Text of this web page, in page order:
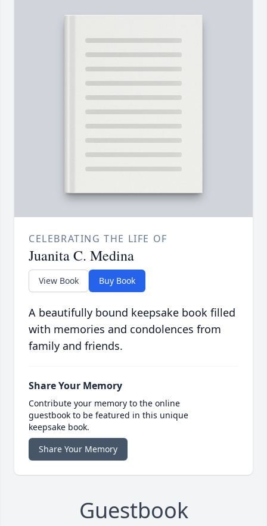
CELEBRATING THE LIFE OF
Juanita C. Medina
View Book Buy Book
A beautifully bound keepsake book filled
with memories and condolences from
family and friends.
Share Your Memory
Contribute your memory to the online
guestbook to be featured in this unique
keepsake book.
Share Your Memory
Guestbook